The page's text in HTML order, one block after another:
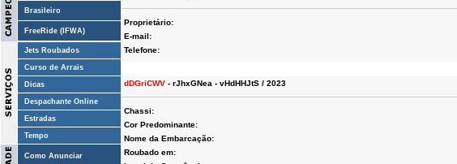
Brasileiro
FreeRide (IFWA)
Jets Roubados
Curso de Arrais
Dicas
Despachante Online
Estradas
Tempo
Como Anunciar
Proprietário:
E-mail:
Telefone:
dDGriCWV - rJhxGNea - vHdHHJtS / 2023
Chassi:
Cor Predominante:
Nome da Embarcação:
Roubado em: